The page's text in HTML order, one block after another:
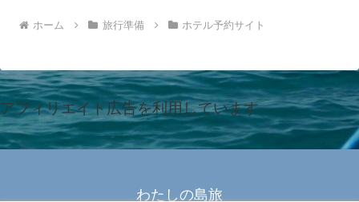
ホーム 旅行準備 ホテル予約サイト
アフィリエイト広告を利用しています
わたしの島旅